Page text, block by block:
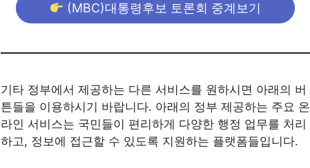
(MBC)대통령후보 토론회 중계보기
기타 정부에서 제공하는 다른 서비스를 원하시면 아래의 버
튼들을 이용하시기 바랍니다. 아래의 정부 제공하는 주요 온
라인 서비스는 국민들이 편리하게 다양한 행정 업무를 처리
하고, 정보에 접근할 수 있도록 지원하는 플랫폼들입니다.